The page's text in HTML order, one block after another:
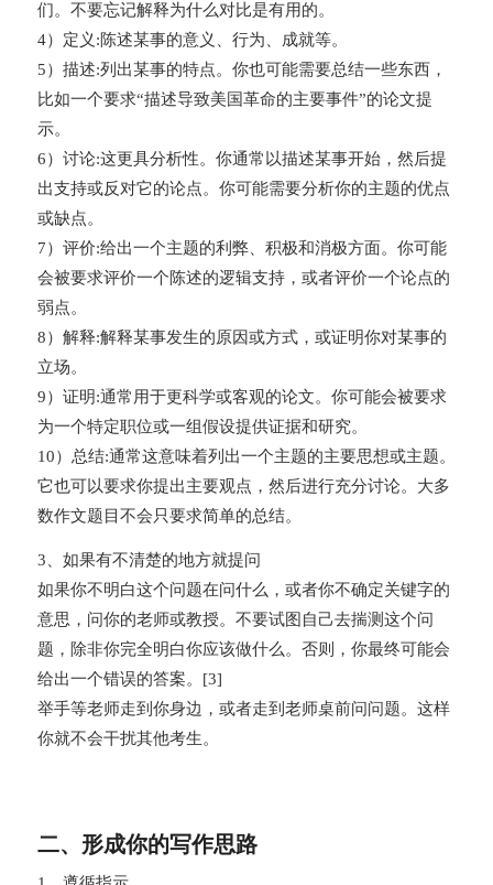
们。不要忘记解释为什么对比是有用的。
4）定义:陈述某事的意义、行为、成就等。
5）描述:列出某事的特点。你也可能需要总结一些东西，
比如一个要求“描述导致美国革命的主要事件”的论文提
示。
6）讨论:这更具分析性。你通常以描述某事开始，然后提
出支持或反对它的论点。你可能需要分析你的主题的优点
或缺点。
7）评价:给出一个主题的利弊、积极和消极方面。你可能
会被要求评价一个陈述的逻辑支持，或者评价一个论点的
弱点。
8）解释:解释某事发生的原因或方式，或证明你对某事的
立场。
9）证明:通常用于更科学或客观的论文。你可能会被要求
为一个特定职位或一组假设提供证据和研究。
10）总结:通常这意味着列出一个主题的主要思想或主题。
它也可以要求你提出主要观点，然后进行充分讨论。大多
数作文题目不会只要求简单的总结。
3、如果有不清楚的地方就提问
如果你不明白这个问题在问什么，或者你不确定关键字的
意思，问你的老师或教授。不要试图自己去揣测这个问
题，除非你完全明白你应该做什么。否则，你最终可能会
给出一个错误的答案。[3]
举手等老师走到你身边，或者走到老师桌前问问题。这样
你就不会干扰其他考生。
二、形成你的写作思路